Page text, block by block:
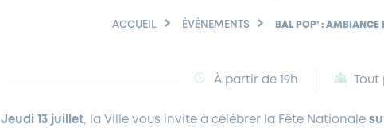
ACCUEIL ÉVÉNEMENTS BAL POP’ : AMBIANCE
À partir de 19h
Jeudi 13 juillet, la Ville vous invite à célébrer la Fête Nationale